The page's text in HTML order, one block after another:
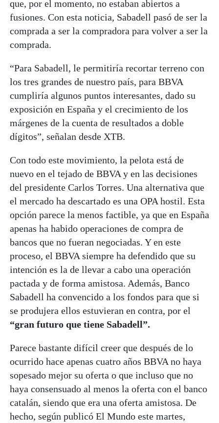
que, por el momento, no estaban abiertos a
fusiones. Con esta noticia, Sabadell pasó de ser la
comprada a ser la compradora para volver a ser la
comprada.
“Para Sabadell, le permitiría recortar terreno con
los tres grandes de nuestro país, para BBVA
cumpliría algunos puntos interesantes, dado su
exposición en España y el crecimiento de los
márgenes de la cuenta de resultados a doble
dígitos”, señalan desde XTB.
Con todo este movimiento, la pelota está de
nuevo en el tejado de BBVA y en las decisiones
del presidente Carlos Torres. Una alternativa que
el mercado ha descartado es una OPA hostil. Esta
opción parece la menos factible, ya que en España
apenas ha habido operaciones de compra de
bancos que no fueran negociadas. Y en este
proceso, el BBVA siempre ha defendido que su
intención es la de llevar a cabo una operación
pactada y de forma amistosa. Además, Banco
Sabadell ha convencido a los fondos para que si
se produjera ellos estuvieran en contra, por el
“gran futuro que tiene Sabadell”.
Parece bastante difícil creer que después de lo
ocurrido hace apenas cuatro años BBVA no haya
sopesado mejor su oferta o que incluso que no
haya consensuado al menos la oferta con el banco
catalán, siendo que era una oferta amistosa. De
hecho, según publicó El Mundo este martes,